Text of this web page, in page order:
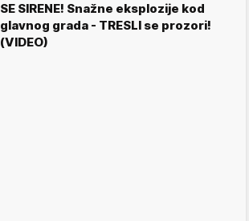
SE SIRENE! Snažne eksplozije kod
glavnog grada - TRESLI se prozori!
(VIDEO)